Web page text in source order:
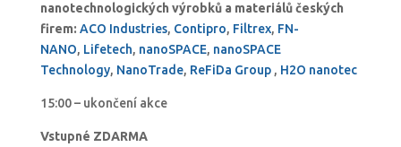
nanotechnologických výrobků a materiálů českých
firem: ACO Industries, Contipro, Filtrex, FN-
NANO, Lifetech, nanoSPACE, nanoSPACE
Technology, NanoTrade, ReFiDa Group, H2O nanotec
15:00 – ukončení akce
Vstupné ZDARMA